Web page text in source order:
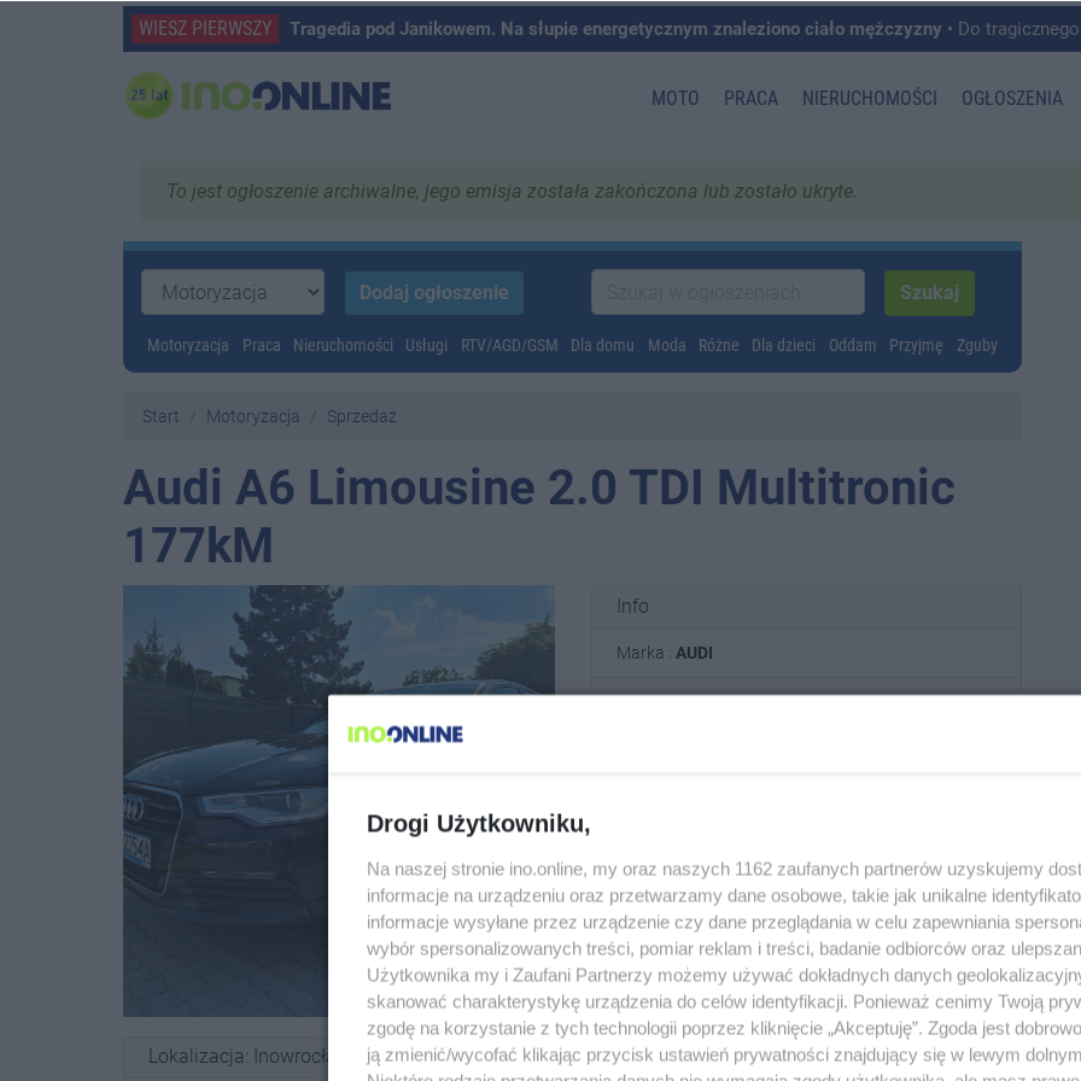
WIESZ PIERWSZY Tragedia pod Janikowem. Na słupie energetycznym znaleziono ciało mężczyzny • Do tragicznego zdarzenia doszło
MOTO PRACA NIERUCHOMOŚCI OGŁOSZENIA
To jest ogłoszenie archiwalne, jego emisja została zakończona lub zostało ukryte.
Motoryzacja Praca Nieruchomości Usługi RTV/AGD/GSM Dla domu Moda Różne Dla dzieci Oddam Przyjmę Zguby
Start Motoryzacja Sprzedaż
Audi A6 Limousine 2.0 TDI Multitronic
177kM
photo_size_select_actual9
Lokalizacja: Inowrocław
Info
Marka : AUDI
Rok produkcji :2013
Silnik :diesel
Powiadom znajomych
URL:https://ino.online/go/ceNOAGAb4P4Xmy5r
Drogi Użytkowniku,
Na naszej stronie ino.online, my oraz naszych 1162 zaufanych partnerów uzyskujemy
informacje na urządzeniu oraz przetwarzamy dane osobowe, takie jak unikalne
informacje wysyłane przez urządzenie czy dane przeglądania w celu zapewniania
wybór spersonalizowanych treści, pomiar reklam i treści, badanie odbiorców oraz
Użytkownika my i Zaufani Partnerzy możemy używać dokładnych danych
skanować charakterystykę urządzenia do celów identyfikacji. Ponieważ cenimy Twoją
zgodę na korzystanie z tych technologii poprzez kliknięcie „Akceptuję”. Zgoda jest
ją zmienić/wycofać klikając przycisk ustawień prywatności znajdujący się w lewym